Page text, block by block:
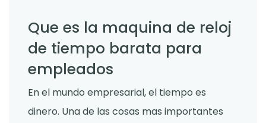
Que es la maquina de reloj
de tiempo barata para
empleados
En el mundo empresarial, el tiempo es
dinero. Una de las cosas mas importantes